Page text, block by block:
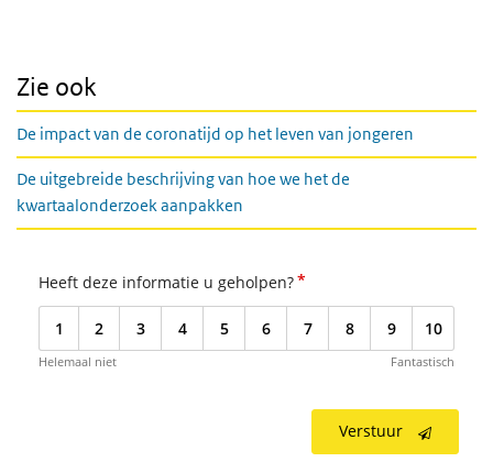
Zie ook
De impact van de coronatijd op het leven van jongeren
De uitgebreide beschrijving van hoe we het de
kwartaalonderzoek aanpakken
Heeft deze informatie u geholpen?*
1 2 3 4 5 6 7 8 9 10
Helemaal niet Fantastisch
Verstuur